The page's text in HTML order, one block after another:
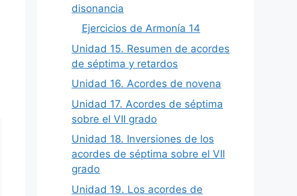
disonancia
Ejercicios de Armonía 14
Unidad 15. Resumen de acordes
de séptima y retardos
Unidad 16. Acordes de novena
Unidad 17. Acordes de séptima
sobre el VII grado
Unidad 18. Inversiones de los
acordes de séptima sobre el VII
grado
Unidad 19. Los acordes de